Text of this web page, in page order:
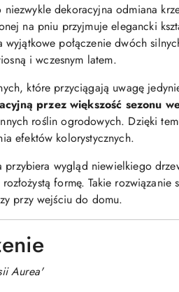
niezwykle dekoracyjna odmiana
na pniu przyjmuje elegancki
połączenie dwóch
i wczesnym latem.
które przyciągają uwagę
przez większość sezonu
roślin ogrodowych. Dzięki
efektów kolorystycznych.
wygląd niewielkiego
formę. Takie
przy wejściu do domu.
Aurea'